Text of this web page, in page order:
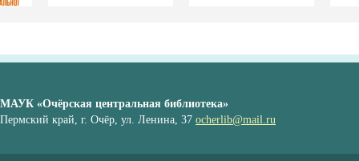
МАУК «Очёрская центральная библиотека»
Пермский край, г. Очёр, ул. Ленина, 37 ocherlib@mail.ru